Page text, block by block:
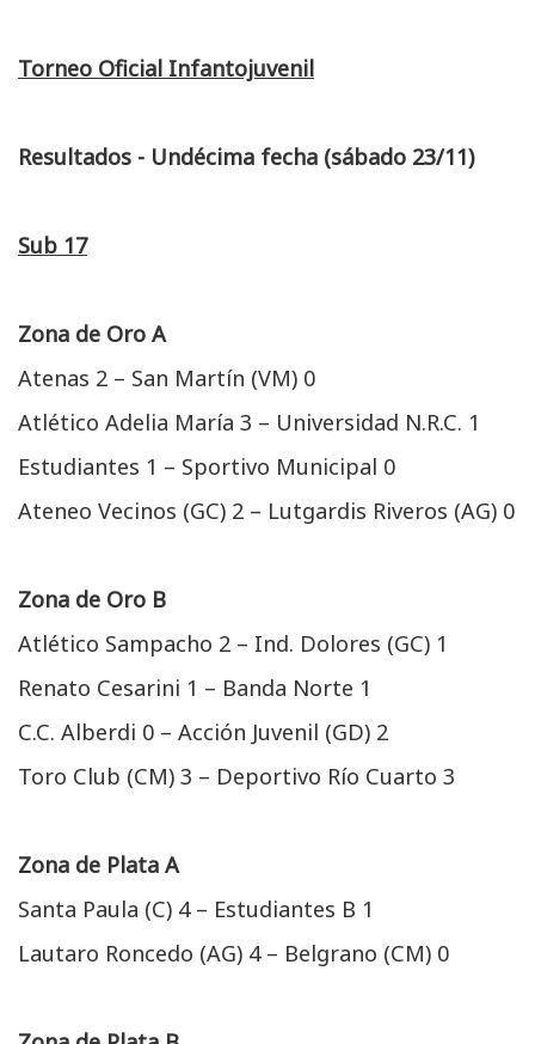
Torneo Oficial Infantojuvenil
Resultados - Undécima fecha (sábado 23/11)
Sub 17
Zona de Oro A
Atenas 2 – San Martín (VM) 0
Atlético Adelia María 3 – Universidad N.R.C. 1
Estudiantes 1 – Sportivo Municipal 0
Ateneo Vecinos (GC) 2 – Lutgardis Riveros (AG) 0
Zona de Oro B
Atlético Sampacho 2 – Ind. Dolores (GC) 1
Renato Cesarini 1 – Banda Norte 1
C.C. Alberdi 0 – Acción Juvenil (GD) 2
Toro Club (CM) 3 – Deportivo Río Cuarto 3
Zona de Plata A
Santa Paula (C) 4 – Estudiantes B 1
Lautaro Roncedo (AG) 4 – Belgrano (CM) 0